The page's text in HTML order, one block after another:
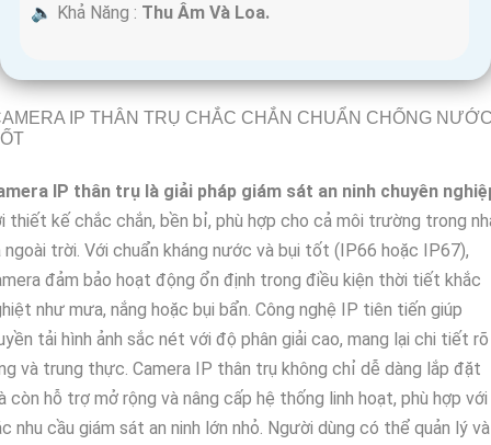
️🔈 Khả Năng : Thu Âm Và Loa.
IP THÂN TRỤ CHẮC CHẮN CHUẨN CHỐNG
IP thân trụ là giải pháp giám sát an ninh chuyên
thiết kế chắc chắn, bền bỉ, phù hợp cho cả môi trường trong
ngoài trời. Với chuẩn kháng nước và bụi tốt (IP66 hoặc IP67),
đảm bảo hoạt động ổn định trong điều kiện thời tiết khắc
như mưa, nắng hoặc bụi bẩn. Công nghệ IP tiên tiến giúp
tải hình ảnh sắc nét với độ phân giải cao, mang lại chi tiết rõ
và trung thực. Camera IP thân trụ không chỉ dễ dàng lắp đặt
còn hỗ trợ mở rộng và nâng cấp hệ thống linh hoạt, phù hợp với
nhu cầu giám sát an ninh lớn nhỏ. Người dùng có thể quản lý và